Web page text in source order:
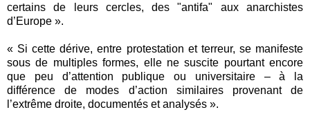
certains de leurs cercles, des "antifa" aux anarchistes
d’Europe ».
« Si cette dérive, entre protestation et terreur, se manifeste
sous de multiples formes, elle ne suscite pourtant encore
que peu d’attention publique ou universitaire – à la
différence de modes d’action similaires provenant de
l’extrême droite, documentés et analysés ».